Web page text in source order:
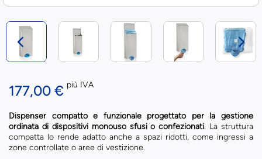
177,00 € più IVA
Dispenser compatto e funzionale progettato per la gestione
ordinata di dispositivi monouso sfusi o confezionati. La struttura
compatta lo rende adatto anche a spazi ridotti, come ingressi a
zone controllate o aree di vestizione.